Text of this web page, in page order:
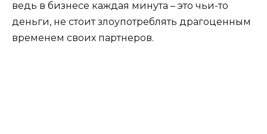
ведь в бизнесе каждая минута – это чьи-то
деньги, не стоит злоупотреблять драгоценным
временем своих партнеров.